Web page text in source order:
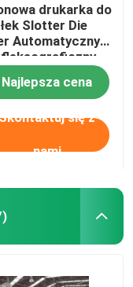
drukarka do
Slotter Die
Automatyczny
Najlepsza cena
się z
nami